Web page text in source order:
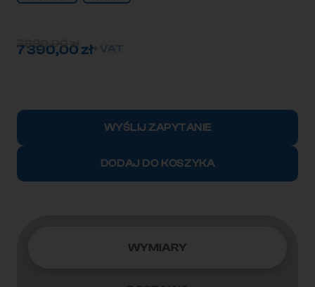
7 390,00zł+ VAT
7 890,00 zł
morski
(20'DC)
WYŚLIJ ZAPYTANIE
DODAJ DO KOSZYKA
WYMIARY